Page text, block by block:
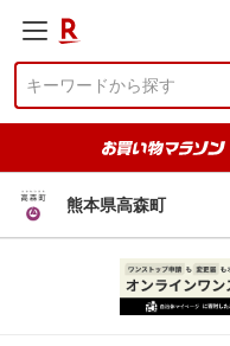
熊本県高森町